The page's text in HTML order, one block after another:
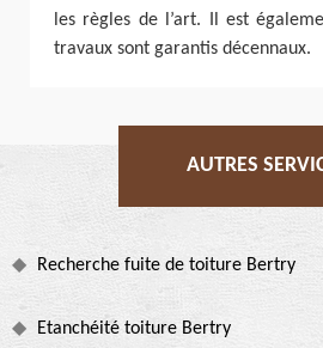
les règles de l’art. Il est
travaux sont garantis décennaux.
AUTRES
Recherche fuite de toiture Bertry
Etanchéité toiture Bertry